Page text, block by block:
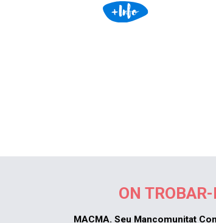
ON
MACMA. Seu Mancomunitat